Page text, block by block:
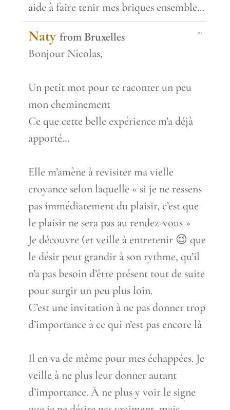
aide à faire tenir mes briques ensemble...
Naty fromBruxelles
Bonjour Nicolas,
Un petit mot pour te raconter un peu
mon cheminement
Ce que cette belle expérience m’a déjà
apporté…
Elle m’amène à revisiter ma vielle
croyance selon laquelle « si je ne ressens
pas immédiatement du plaisir, c’est que
le plaisir ne sera pas au rendez-vous »
Je découvre (et veille à entretenir 😉 que
le désir peut grandir à son rythme, qu’il
n’a pas besoin d’être présent tout de suite
pour surgir un peu plus loin.
C’est une invitation à ne pas donner trop
d’importance à ce qui n’est pas encore là
Il en va de même pour mes échappées. Je
veille à ne plus leur donner autant
d’importance. À ne plus y voir le signe
...Toggle